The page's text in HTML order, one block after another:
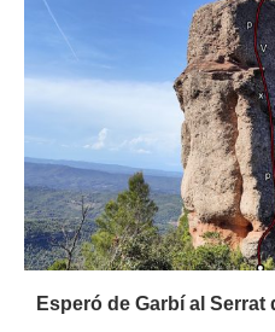
Esperó de Garbí al Serrat